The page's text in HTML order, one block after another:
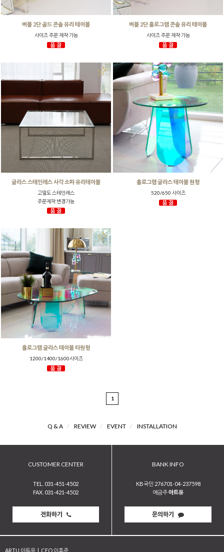
버블 2단 골드 콘솔 유리 테이블
사이즈 주문 제작 가능
버블 2단 홀로그램 콘솔 유리 테이블
사이즈 주문 제작 가능
글라스 스테인레스 사각 소파 유리테이블
고밀도 스테인레스
주문제작 변경가능
홀로그램 글라스 테이블 원형
520/650 사이즈
홀로그램 글라스 테이블 타원형
1200/1400/1600사이즈
1
Q & A / REVIEW / EVENT / INSTALLATION
CUSTOMER CENTER
TEL. 031-451-4502
FAX. 031-421-4502
전화하기
BANK INFO
KB국민 276701-04-237598
예금주아트유
문의하기
ARTU 아트유 | CEO 이호준